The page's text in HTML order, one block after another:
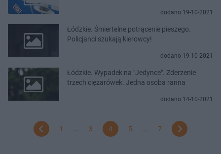
dodano 19-10-2021
Łódzkie. Śmiertelne potrącenie pieszego.
Policjanci szukają kierowcy!
dodano 19-10-2021
Łódzkie. Wypadek na "Jedynce". Zderzenie
trzech ciężarówek. Jedna osoba ranna
dodano 14-10-2021
1 3 4 5 7